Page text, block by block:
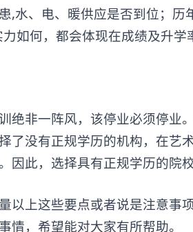
,水、电、暖供应是否到位；
如何，都会体现在成绩及升学
非一阵风，该停业必须停业
了没有正规学历的机构，在艺
因此，选择具有正规学历的院
上这些要点或者说是注意事
情，希望能对大家有所帮助。